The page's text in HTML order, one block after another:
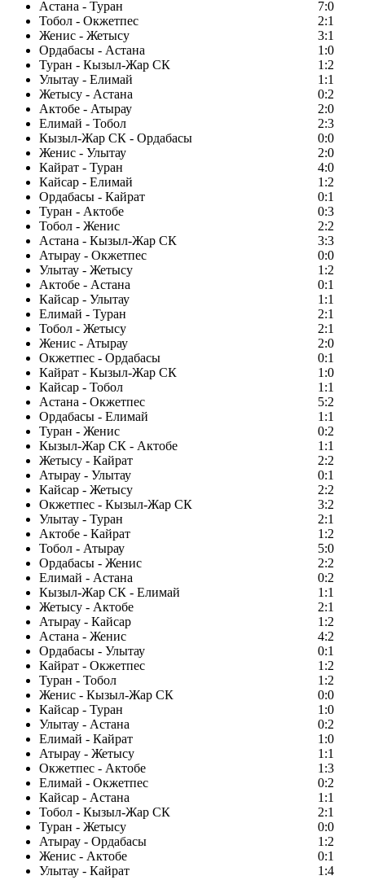
Астана - Туран
7:0
Тобол - Окжетпес
2:1
Женис - Жетысу
3:1
Ордабасы - Астана
1:0
Туран - Кызыл-Жар СК
1:2
Улытау - Елимай
1:1
Жетысу - Астана
0:2
Актобе - Атырау
2:0
Елимай - Тобол
2:3
Кызыл-Жар СК - Ордабасы
0:0
Женис - Улытау
2:0
Кайрат - Туран
4:0
Кайсар - Елимай
1:2
Ордабасы - Кайрат
0:1
Туран - Актобе
0:3
Тобол - Женис
2:2
Астана - Кызыл-Жар СК
3:3
Атырау - Окжетпес
0:0
Улытау - Жетысу
1:2
Актобе - Астана
0:1
Кайсар - Улытау
1:1
Елимай - Туран
2:1
Тобол - Жетысу
2:1
Женис - Атырау
2:0
Окжетпес - Ордабасы
0:1
Кайрат - Кызыл-Жар СК
1:0
Кайсар - Тобол
1:1
Астана - Окжетпес
5:2
Ордабасы - Елимай
1:1
Туран - Женис
0:2
Кызыл-Жар СК - Актобе
1:1
Жетысу - Кайрат
2:2
Атырау - Улытау
0:1
Кайсар - Жетысу
2:2
Окжетпес - Кызыл-Жар СК
3:2
Улытау - Туран
2:1
Актобе - Кайрат
1:2
Тобол - Атырау
5:0
Ордабасы - Женис
2:2
Елимай - Астана
0:2
Кызыл-Жар СК - Елимай
1:1
Жетысу - Актобе
2:1
Атырау - Кайсар
1:2
Астана - Женис
4:2
Ордабасы - Улытау
0:1
Кайрат - Окжетпес
1:2
Туран - Тобол
1:2
Женис - Кызыл-Жар СК
0:0
Кайсар - Туран
1:0
Улытау - Астана
0:2
Елимай - Кайрат
1:0
Атырау - Жетысу
1:1
Окжетпес - Актобе
1:3
Елимай - Окжетпес
0:2
Кайсар - Астана
1:1
Тобол - Кызыл-Жар СК
2:1
Туран - Жетысу
0:0
Атырау - Ордабасы
1:2
Женис - Актобе
0:1
Улытау - Кайрат
1:4